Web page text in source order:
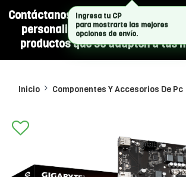
Contáctanos por WhatsApp y
personalizado para equipar a tu
productos que se adapten a tus
Inicio Componentes Y Accesorios De Pc